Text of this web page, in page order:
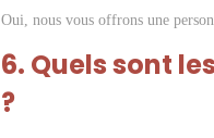
Oui, nous vous offrons une
6. Quels sont
?